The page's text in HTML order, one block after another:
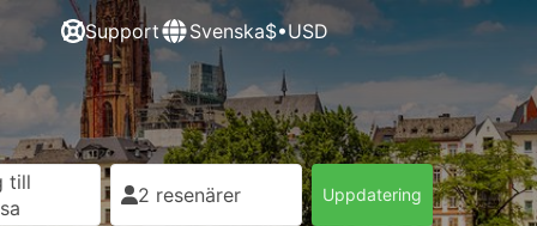
Support Svenska$•USD
till
2 resenärer Uppdatering